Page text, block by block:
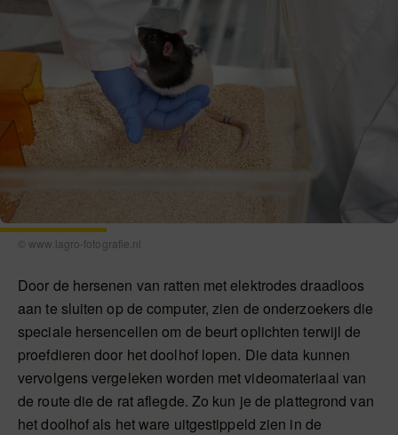
© www.lagro-fotografie.nl
Door de hersenen van ratten met elektrodes draadloos
aan te sluiten op de computer, zien de onderzoekers die
speciale hersencellen om de beurt oplichten terwijl de
proefdieren door het doolhof lopen. Die data kunnen
vervolgens vergeleken worden met videomateriaal van
de route die de rat aflegde. Zo kun je de plattegrond van
het doolhof als het ware uitgestippeld zien in de